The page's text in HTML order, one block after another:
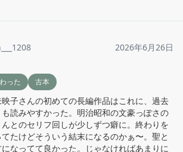
2026年6月26日
った 古本
子さんの初めての長編作品はこれに、過去
読みやすかった。明治昭和の文豪っぽさの
とのセリフ回しが少しずつ癖に。終わりを
たけどそういう結末になるのかぁ〜。聖と
なってて良かった。じゃなければあまりに